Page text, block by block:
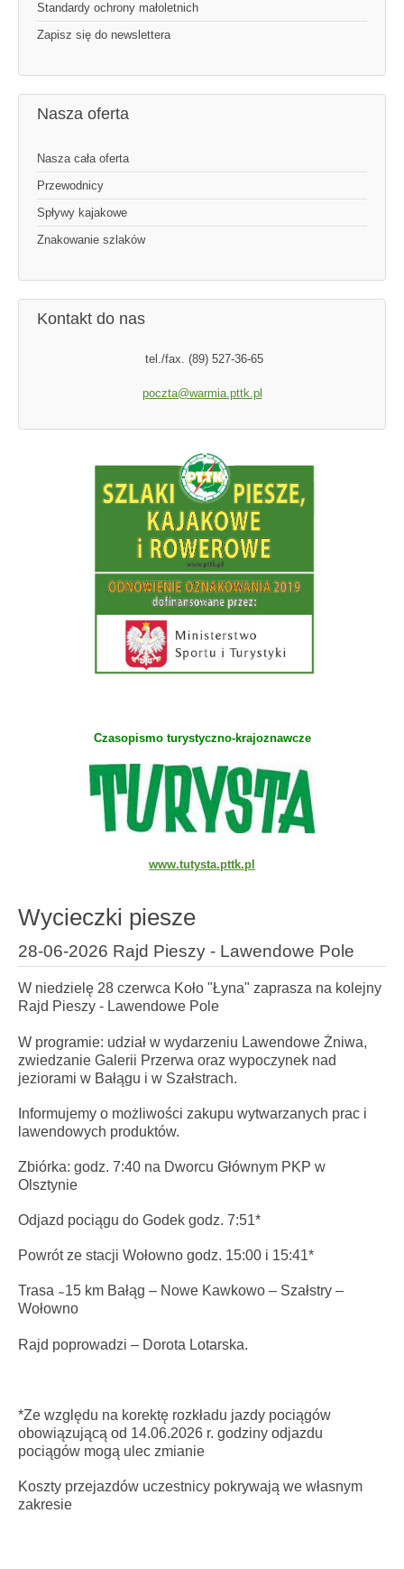
Standardy ochrony małoletnich
Zapisz się do newslettera
Nasza oferta
Nasza cała oferta
Przewodnicy
Spływy kajakowe
Znakowanie szlaków
Kontakt do nas
tel./fax. (89) 527-36-65
poczta@warmia.pttk.pl
Czasopismo turystyczno-krajoznawcze
www.tutysta.pttk.pl
Wycieczki piesze
28-06-2026 Rajd Pieszy - Lawendowe Pole
W niedzielę 28 czerwca Koło "Łyna" zaprasza na kolejny
Rajd Pieszy - Lawendowe Pole
W programie: udział w wydarzeniu Lawendowe Żniwa,
zwiedzanie Galerii Przerwa oraz wypoczynek nad
jeziorami w Bałągu i w Szałstrach.
Informujemy o możliwości zakupu wytwarzanych prac i
lawendowych produktów.
Zbiórka: godz. 7:40 na Dworcu Głównym PKP w
Olsztynie
Odjazd pociągu do Godek godz. 7:51*
Powrót ze stacji Wołowno godz. 15:00 i 15:41*
Trasa ̴ 15 km Bałąg – Nowe Kawkowo – Szałstry –
Wołowno
Rajd poprowadzi – Dorota Lotarska.
*Ze względu na korektę rozkładu jazdy pociągów
obowiązującą od 14.06.2026 r. godziny odjazdu
pociągów mogą ulec zmianie
Koszty przejazdów uczestnicy pokrywają we własnym
zakresie